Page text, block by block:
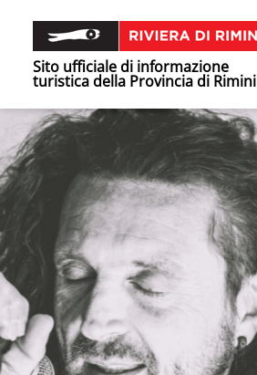
Sito ufficiale di informazione
turistica della Provincia di Rimini